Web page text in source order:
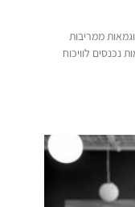
ממריבות
נכנסים לוויכוח